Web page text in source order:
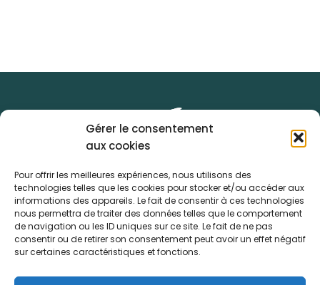
Gérer le consentement
aux cookies
Pour offrir les meilleures expériences, nous utilisons des
technologies telles que les cookies pour stocker et/ou accéder aux
informations des appareils. Le fait de consentir à ces technologies
nous permettra de traiter des données telles que le comportement
de navigation ou les ID uniques sur ce site. Le fait de ne pas
consentir ou de retirer son consentement peut avoir un effet négatif
sur certaines caractéristiques et fonctions.
Mairie d'Écommoy
Place du Général de Gaulle,
72220 – ÉCOMMOY
02 43 42 10 14